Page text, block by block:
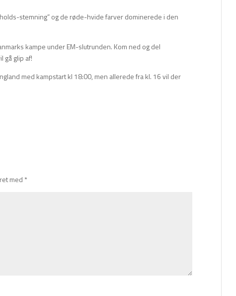
stemning” og de røde-hvide farver dominerede i den
kampe under EM-slutrunden. Kom ned og del
gå glip af!
med kampstart kl 18:00, men allerede fra kl. 16 vil der
med *